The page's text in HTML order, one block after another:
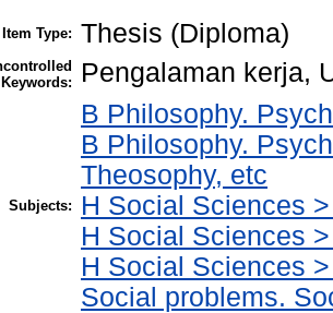
Item Type: Thesis (Diploma)
Keywords:
Pengalaman kerja,
Subjects:
B Philosophy.
B Philosophy.
Theosophy, etc
H Social Sciences
H Social Sciences
H Social Sciences
Social problems.